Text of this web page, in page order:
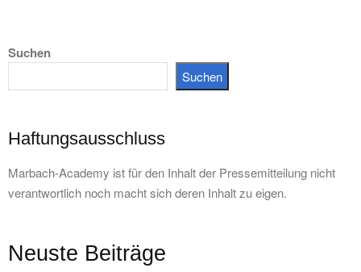
Suchen
Suchen
Haftungsausschluss
Marbach-Academy ist für den Inhalt der Pressemitteilung nicht
verantwortlich noch macht sich deren Inhalt zu eigen.
Neuste Beiträge